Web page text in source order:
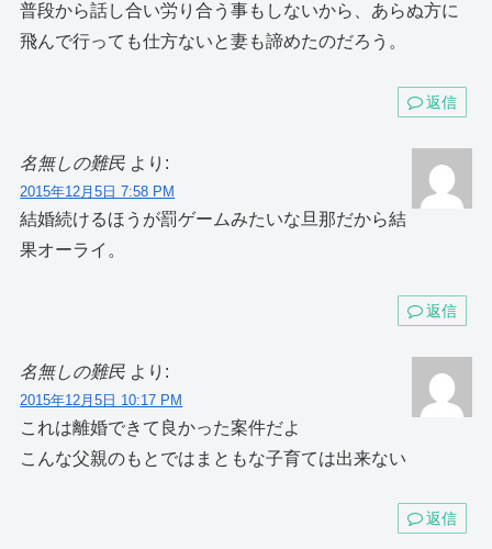
普段から話し合い労り合う事もしないから、あらぬ方に
飛んで行っても仕方ないと妻も諦めたのだろう。
返信
名無しの難民 より:
2015年12月5日 7:58 PM
結婚続けるほうが罰ゲームみたいな旦那だから結
果オーライ。
返信
名無しの難民 より:
2015年12月5日 10:17 PM
これは離婚できて良かった案件だよ
こんな父親のもとではまともな子育ては出来ない
返信